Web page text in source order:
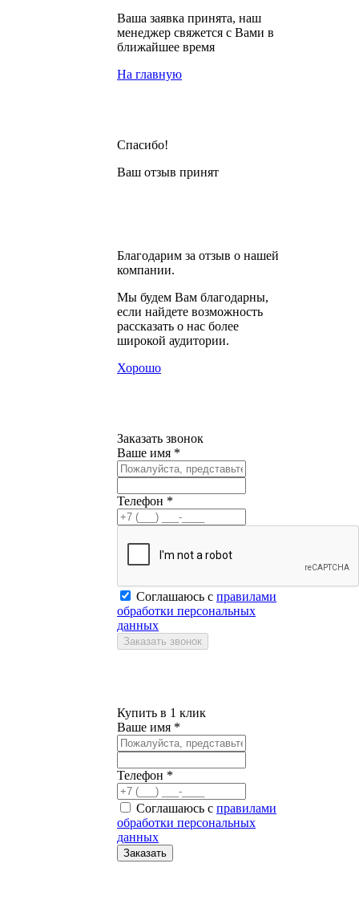
Ваша заявка принята, наш
менеджер свяжется с Вами в
ближайшее время
На главную
Спасибо!
Ваш отзыв принят
Благодарим за отзыв о нашей
компании.
Мы будем Вам благодарны,
если найдете возможность
рассказать о нас более
широкой аудитории.
Хорошо
Заказать звонок
Ваше имя *
Телефон *
Соглашаюсь с правилами
обработки персональных
данных
Купить в 1 клик
Ваше имя *
Телефон *
Соглашаюсь с правилами
обработки персональных
данных